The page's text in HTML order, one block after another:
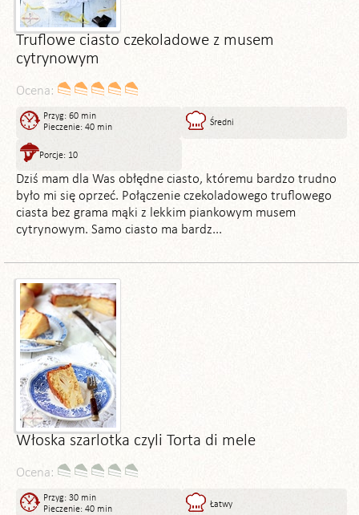
Truflowe ciasto czekoladowe z musem
cytrynowym
Ocena:
Przyg: 60 min
Pieczenie: 40 min
Średni
Porcje: 10
Dziś mam dla Was obłędne ciasto, któremu bardzo trudno
było mi się oprzeć. Połączenie czekoladowego truflowego
ciasta bez grama mąki z lekkim piankowym musem
cytrynowym. Samo ciasto ma bardz...
Włoska szarlotka czyli Torta di mele
Ocena:
Przyg: 30 min
Pieczenie: 40 min
Łatwy